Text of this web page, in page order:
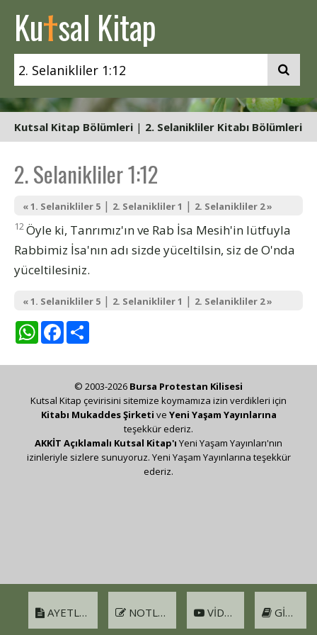
Kutsal Kitap
Kutsal Kitap Bölümleri | 2. Selanikliler Kitabı Bölümleri
2. Selanikliler 1:12
« 1. Selanikliler 5 | 2. Selanikliler 1 | 2. Selanikliler 2 »
12Öyle ki, Tanrımız'ın ve Rab İsa Mesih'in lütfuyla
Rabbimiz İsa'nın adı sizde yüceltilsin, siz de O'nda
yüceltilesiniz.
« 1. Selanikliler 5 | 2. Selanikliler 1 | 2. Selanikliler 2 »
WhatsAppFacebook
AYETLER NOTLAR VIDEO GIRIŞ
© 2003-2026 Bursa Protestan Kilisesi
Kutsal Kitap çevirisini sitemize koymamıza izin verdikleri için
Kitabı Mukaddes Şirketi ve Yeni Yaşam Yayınlarına
teşekkür ederiz.
AKKİT Açıklamalı Kutsal Kitap'ı Yeni Yaşam Yayınları'nın
izinleriyle sizlere sunuyoruz. Yeni Yaşam Yayınlarına teşekkür
ederiz.